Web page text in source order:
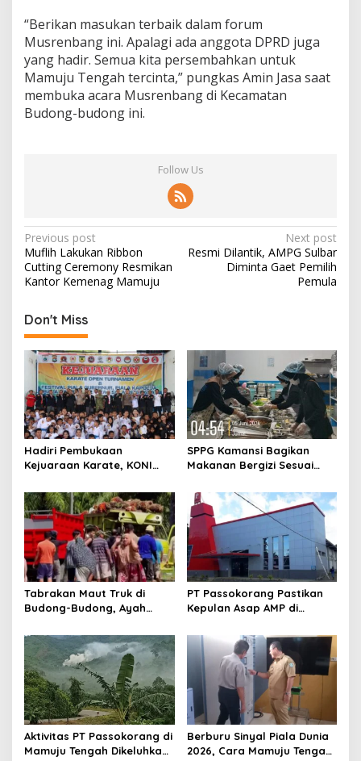
“Berikan masukan terbaik dalam forum
Musrenbang ini. Apalagi ada anggota DPRD juga
yang hadir. Semua kita persembahkan untuk
Mamuju Tengah tercinta,” pungkas Amin Jasa saat
membuka acara Musrenbang di Kecamatan
Budong-budong ini.
Follow Us
P
o
s
t
n
a
v
i
g
a
t
i
o
n
Previous post
Muflih Lakukan Ribbon
Cutting Ceremony Resmikan
Kantor Kemenag Mamuju
Next post
Resmi Dilantik, AMPG Sulbar
Diminta Gaet Pemilih
Pemula
Don't Miss
Hadiri Pembukaan
Kejuaraan Karate, KONI
Atlet Berprestasi Sulbar
SPPG Kamansi Bagikan
Makanan Bergizi Sesuai
Tabrakan Maut Truk di
Budong-Budong, Ayah
Berjuang Lewati Masa Kritis
PT Passokorang Pastikan
Kepulan Asap AMP di
Teknis dan Langsung
Dibenahi
Aktivitas PT Passokorang di
Mamuju Tengah Dikeluhkan,
Berburu Sinyal Piala Dunia
2026, Cara Mamuju Tengah